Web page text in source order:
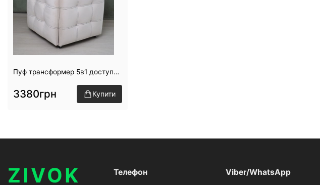
Пуф трансформер 5в1 доступний на складі №11
3380грн Купити
Телефон Viber/WhatsApp